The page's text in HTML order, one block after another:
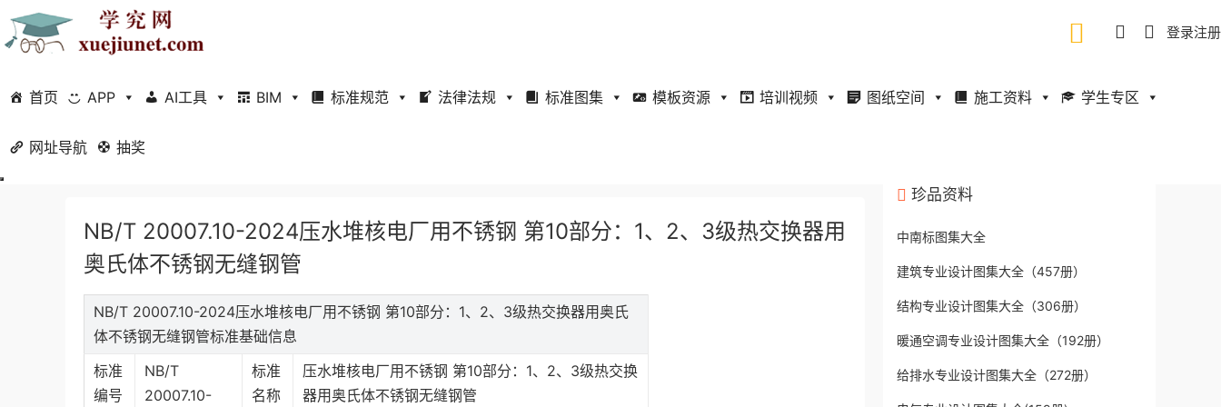
登录注册
首页 APP AI工具 BIM 标准规范 法律法规 标准图集 模板资源 培训视频 图纸空间 施工资料 学生专区
网址导航 抽奖
当前位置：首页
NB/T 20007.10-2024压水堆核电厂用不锈钢 第10部分：1、2、3级热交换器用
奥氏体不锈钢无缝钢管
NB/T 20007.10-2024压水堆核电厂用不锈钢 第10部分：1、2、3级热交换器用奥氏
体不锈钢无缝钢管标准基础信息
标准
编号
NB/T
20007.10-
标准
名称
压水堆核电厂用不锈钢 第10部分：1、2、3级热交换
器用奥氏体不锈钢无缝钢管
珍品资料
中南标图集大全
建筑专业设计图集大全（457册）
结构专业设计图集大全（306册）
暖通空调专业设计图集大全（192册）
给排水专业设计图集大全（272册）